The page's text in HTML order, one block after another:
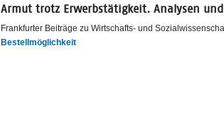
Armut trotz Erwerbstätigkeit. Analysen
Frankfurter Beiträge zu Wirtschafts- und
Bestellmöglichkeit